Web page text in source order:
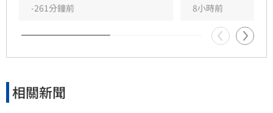
各界疑問。（記者：簡浩正）
-261分鐘前 8小時前
相關新聞